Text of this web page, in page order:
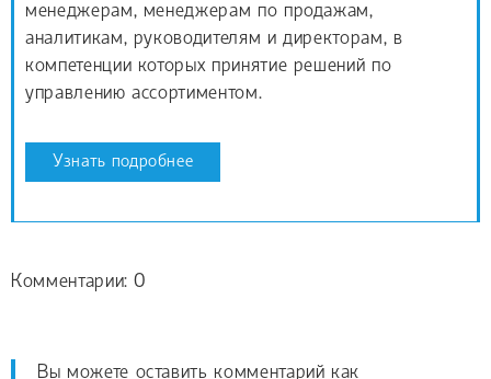
менеджерам, менеджерам по продажам,
аналитикам, руководителям и директорам, в
компетенции которых принятие решений по
управлению ассортиментом.
Узнать подробнее
Комментарии: 0
Вы можете оставить комментарий как